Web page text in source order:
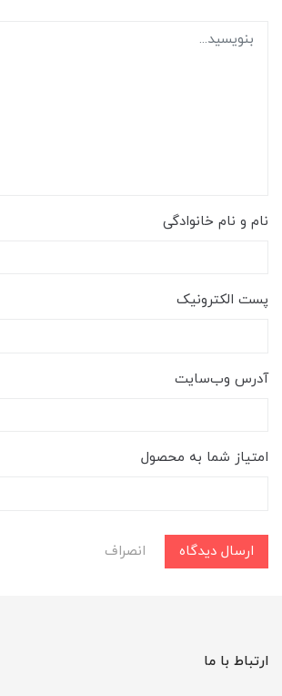
نام و نام خانوادگی
پست الکترونیک
آدرس وب‌سایت
امتیاز شما به محصول
ارسال دیدگاه انصراف
ارتباط با ما